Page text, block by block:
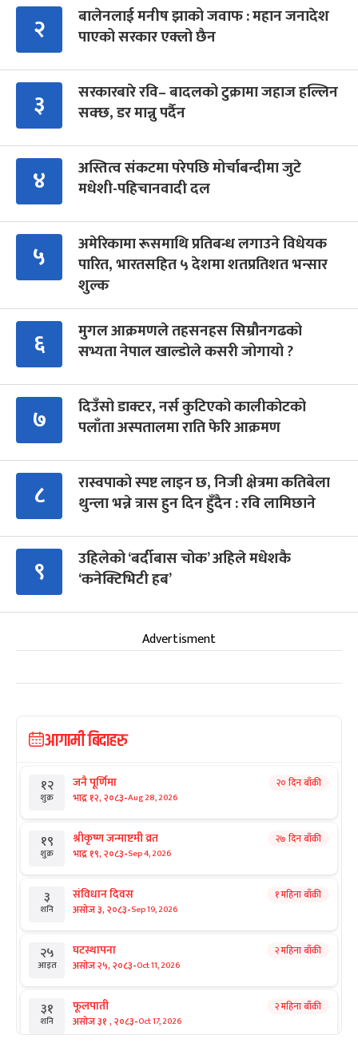
२
बालेनलाई मनीष झाको जवाफ : महान जनादेश
पाएको सरकार एक्लो छैन
३
सरकारबारे रवि– बादलको टुक्रामा जहाज हल्लिन
सक्छ, डर मान्नु पर्दैन
४
अस्तित्व संकटमा परेपछि मोर्चाबन्दीमा जुटे
मधेशी-पहिचानवादी दल
५
अमेरिकामा रूसमाथि प्रतिबन्ध लगाउने विधेयक
पारित, भारतसहित ५ देशमा शतप्रतिशत भन्सार
शुल्क
६
मुगल आक्रमणले तहसनहस सिम्रौनगढको
सभ्यता नेपाल खाल्डोले कसरी जोगायो ?
७
दिउँसो डाक्टर, नर्स कुटिएको कालीकोटको
पलाँता अस्पतालमा राति फेरि आक्रमण
८
रास्वपाको स्पष्ट लाइन छ, निजी क्षेत्रमा कतिबेला
थुन्ला भन्ने त्रास हुन दिन हुँदैन : रवि लामिछाने
९
उहिलेको ‘बर्दीबास चोक’ अहिले मधेशकै
‘कनेक्टिभिटी हब’
Advertisment
आगामी बिदाहरु
१२
शुक्र
जनै पूर्णिमा
भाद्र १२, २०८३-Aug 28, 2026
२० दिन बाँकी
१९
शुक्र
श्रीकृष्ण जन्माष्टमी व्रत
भाद्र १९, २०८३-Sep 4, 2026
२७ दिन बाँकी
३
शनि
संविधान दिवस
असोज ३, २०८३-Sep 19, 2026
१ महिना बाँकी
२५
आइत
घटस्थापना
असोज २५, २०८३-Oct 11, 2026
२ महिना बाँकी
३१
शनि
फूलपाती
असोज ३१ , २०८३-Oct 17, 2026
२ महिना बाँकी